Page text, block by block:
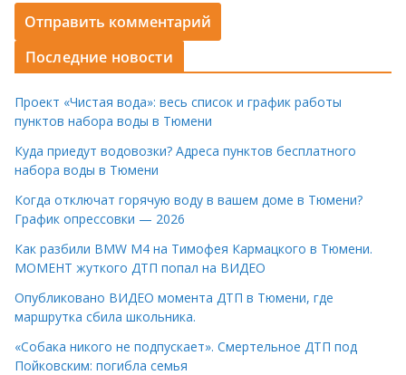
Последние новости
Проект «Чистая вода»: весь список и график работы
пунктов набора воды в Тюмени
Куда приедут водовозки? Адреса пунктов бесплатного
набора воды в Тюмени
Когда отключат горячую воду в вашем доме в Тюмени?
График опрессовки — 2026
Как разбили BMW M4 на Тимофея Кармацкого в Тюмени.
МОМЕНТ жуткого ДТП попал на ВИДЕО
Опубликовано ВИДЕО момента ДТП в Тюмени, где
маршрутка сбила школьника.
«Собака никого не подпускает». Смертельное ДТП под
Пойковским: погибла семья